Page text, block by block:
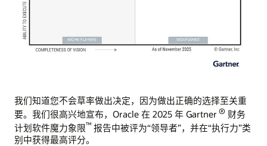
我们知道您不会草率做出决定，因为做出正确的选择至关重
要。我们很高兴地宣布，Oracle 在 2025 年 Gartner ® 财务
计划软件魔力象限™ 报告中被评为“领导者”，并在“执行力”类
别中获得最高评分。